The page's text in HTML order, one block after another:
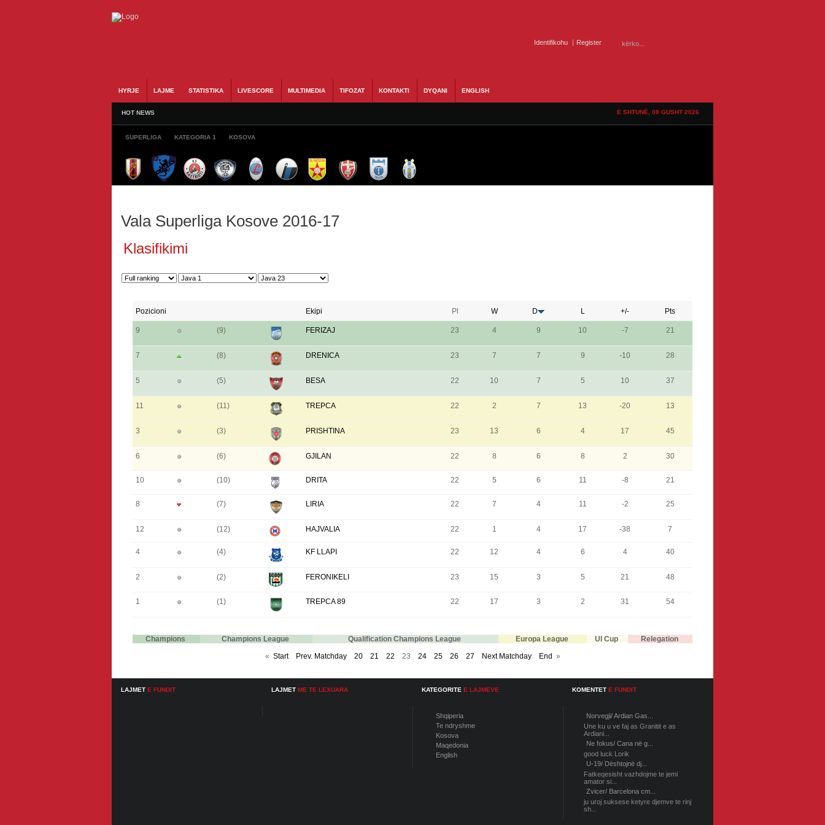
Identifikohu Register
HYRJE LAJME STATISTIKA LIVESCORE MULTIMEDIA TIFOZAT KONTAKTI DYQANI ENGLISH
HOT NEWS E SHTUNË, 08 GUSHT 2026
SUPERLIGA KATEGORIA 1 KOSOVA
Vala Superliga Kosove 2016-17
Klasifikimi
Pozicioni Ekipi Pl W D L +/- Pts
9 (9) FERIZAJ 23 4 9 10 -7 21
7 (8) DRENICA 23 7 7 9 -10 28
5 (5) BESA 22 10 7 5 10 37
11 (11) TREPCA 22 2 7 13 -20 13
3 (3) PRISHTINA 23 13 6 4 17 45
6 (6) GJILAN 22 8 6 8 2 30
10 (10) DRITA 22 5 6 11 -8 21
8 (7) LIRIA 22 7 4 11 -2 25
12 (12) HAJVALIA 22 1 4 17 -38 7
4 (4) KF LLAPI 22 12 4 6 4 40
2 (2) FERONIKELI 23 15 3 5 21 48
1 (1) TREPCA 89 22 17 3 2 31 54
Champions Champions League Qualification Champions League Europa League UI Cup
Relegation
« Start Prev. Matchday 20 21 22 23 24 25 26 27 Next Matchday End »
LAJMET E FUNDIT LAJMET ME TE LEXUARA KATEGORITE E LAJMEVE
Shqiperia
Te ndryshme
Kosova
Maqedonia
English
KOMENTET E FUNDIT
Norvegji/ Ardian Gas...
Une ku u ve faj as Granitit e as
Ardiani...
Ne fokus/ Cana në g...
good luck Lorik
U-19/ Dështojnë dj...
Fatkeqesisht vazhdojme te jemi
amator si...
Zvicer/ Barcelona cm...
ju uroj suksese ketyre djemve te rinj
sh...